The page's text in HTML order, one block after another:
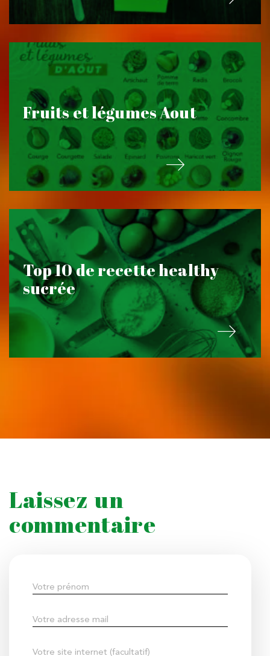
Fruits et légumes Aout
Top 10 de recette healthy
sucrée
Laissez un
commentaire